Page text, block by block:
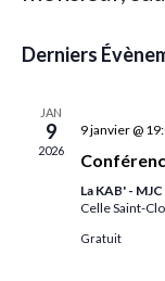
Derniers
JAN
9
2026
9 janvier @
La KAB' -
Celle Saint-
Gratuit